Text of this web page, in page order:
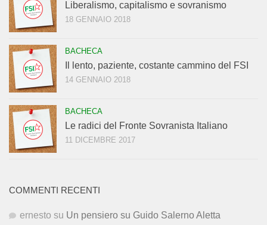
Liberalismo, capitalismo e sovranismo
18 GENNAIO 2018
BACHECA
Il lento, paziente, costante cammino del FSI
14 GENNAIO 2018
BACHECA
Le radici del Fronte Sovranista Italiano
11 DICEMBRE 2017
COMMENTI RECENTI
ernesto su Un pensiero su Guido Salerno Aletta